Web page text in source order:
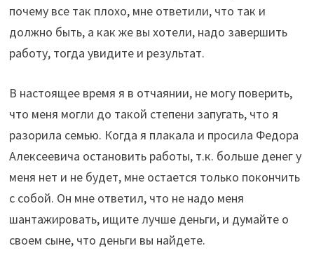
почему все так плохо, мне ответили, что так и
должно быть, а как же вы хотели, надо завершить
работу, тогда увидите и результат.
В настоящее время я в отчаянии, не могу поверить,
что меня могли до такой степени запугать, что я
разорила семью. Когда я плакала и просила Федора
Алексеевича остановить работы, т.к. больше денег у
меня нет и не будет, мне остается только покончить
с собой. Он мне ответил, что не надо меня
шантажировать, ищите лучше деньги, и думайте о
своем сыне, что деньги вы найдете.